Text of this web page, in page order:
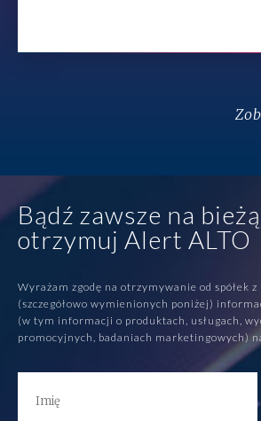
Bądź zawsze na
otrzymuj Alert ALTO
Wyrażam zgodę na otrzymywanie od spółek z
(szczegółowo wymienionych poniżej)
(w tym informacji o produktach, usługach,
promocyjnych, badaniach marketingowych)